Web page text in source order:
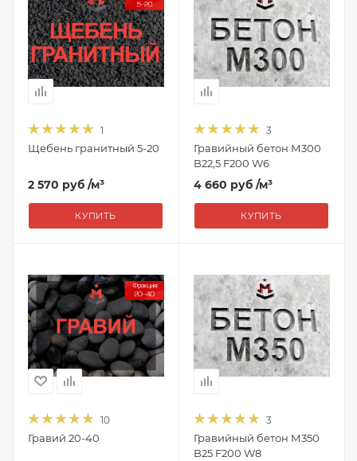
1
Щебень гранитный 5-20
2 570 руб /м³
КУПИТЬ
3
Гравийный бетон М300
B22,5 F200 W6
4 660 руб /м³
КУПИТЬ
10
Гравий 20-40
3
Гравийный бетон М350
B25 F200 W8